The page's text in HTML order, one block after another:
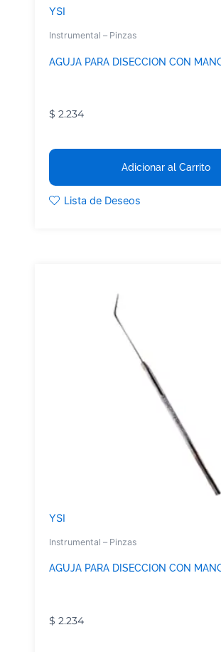
YSI
Instrumental – Pinzas
AGUJA PARA DISECCION CON
$ 2.234
Adicionar al Carrito
Lista de Deseos
YSI
Instrumental – Pinzas
AGUJA PARA DISECCION CON
$ 2.234